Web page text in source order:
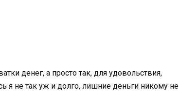
денег, а просто так, для удовольствия,
я не так уж и долго, лишние деньги никому не